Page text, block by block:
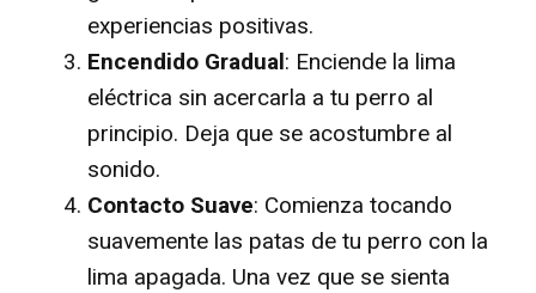
experiencias positivas.
Encendido Gradual: Enciende la lima
eléctrica sin acercarla a tu perro al
principio. Deja que se acostumbre al
sonido.
Contacto Suave: Comienza tocando
suavemente las patas de tu perro con la
lima apagada. Una vez que se sienta